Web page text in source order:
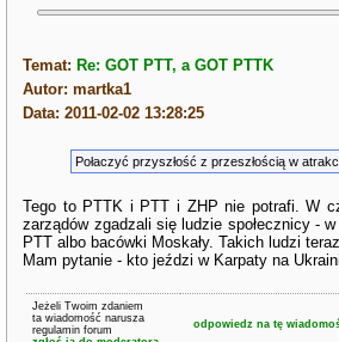
Temat: Re: GOT PTT, a GOT PTTK
Autor: martka1
Data: 2011-02-02 13:28:25
Połaczyć przyszłość z przeszłością w
Tego to PTTK i PTT i ZHP nie potrafi. W
zarządów zgadzali się ludzie społecznicy -
PTT albo bacówki Moskały. Takich ludzi
Mam pytanie - kto jeździ w Karpaty na
Jeżeli Twoim zdaniem
ta wiadomość narusza
regulamin forum
odpowiedz na tę